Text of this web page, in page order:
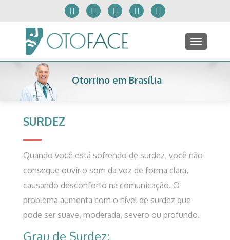
Otorrino em Brasília
SURDEZ
Quando você está sofrendo de surdez, você não
consegue ouvir o som da voz de forma clara,
causando desconforto na comunicação. O
problema aumenta com o nível de surdez que
pode ser suave, moderada, severo ou profundo.
Grau de Surdez: